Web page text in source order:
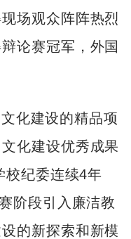
场观众阵阵热烈
论赛冠军，外国
化建设的精品项
化建设优秀成果
校纪委连续4年
阶段引入廉洁教
的新探索和新模